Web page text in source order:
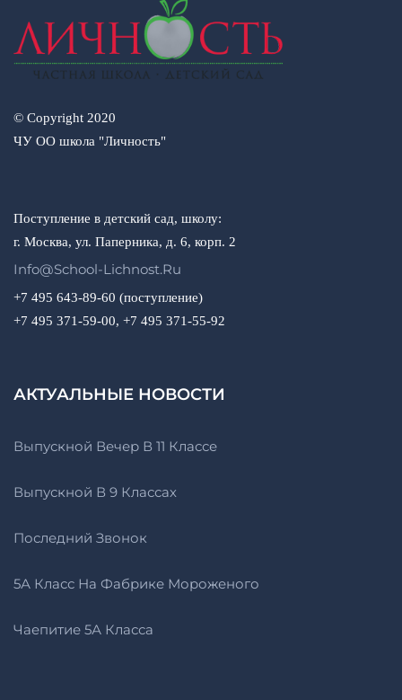
© Copyright 2020
ЧУ ОО школа "Личность"
Поступление в детский сад, школу:
г. Москва, ул. Паперника, д. 6, корп. 2
Info@school-Lichnost.ru
+7 495 643-89-60 (поступление)
+7 495 371-59-00, +7 495 371-55-92
АКТУАЛЬНЫЕ НОВОСТИ
Выпускной Вечер В 11 Классе
Выпускной В 9 Классах
Последний Звонок
5А Класс На Фабрике Мороженого
Чаепитие 5А Класса